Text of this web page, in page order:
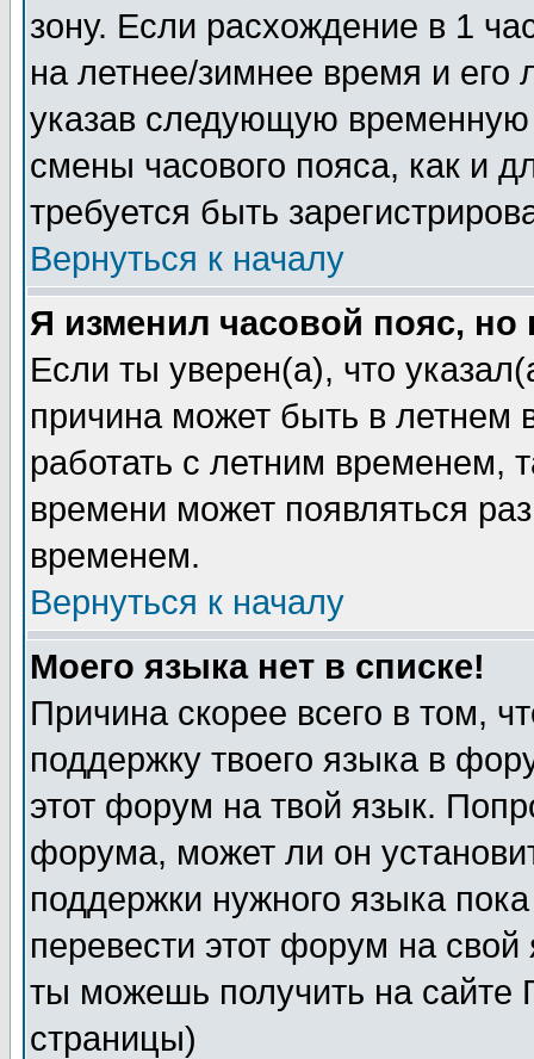
зону. Если расхождение в 1
на летнее/зимнее время и его
указав следующую временную
смены часового пояса, как и
требуется быть
Вернуться к началу
Я изменил часовой пояс,
Если ты уверен(а), что
причина может быть в
работать с летним временем,
времени может появляться
временем.
Вернуться к началу
Моего языка нет в списке!
Причина скорее всего в том,
поддержку твоего языка в
этот форум на твой язык.
форума, может ли он
поддержки нужного языка
перевести этот форум на
ты можешь получить на сайте
страницы)